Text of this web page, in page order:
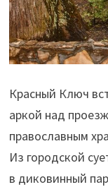
Красный Ключ
аркой над
православным
Из городской
в диковинный